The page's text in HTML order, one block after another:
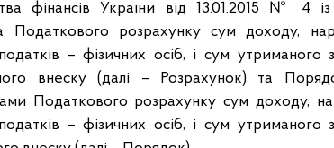
фінансів України від 13.01.2015 № 4
Податкового розрахунку сум доходу,
– фізичних осіб, і сум
внеску (далі – Розрахунок) та
Податкового розрахунку сум доходу,
– фізичних осіб, і сум